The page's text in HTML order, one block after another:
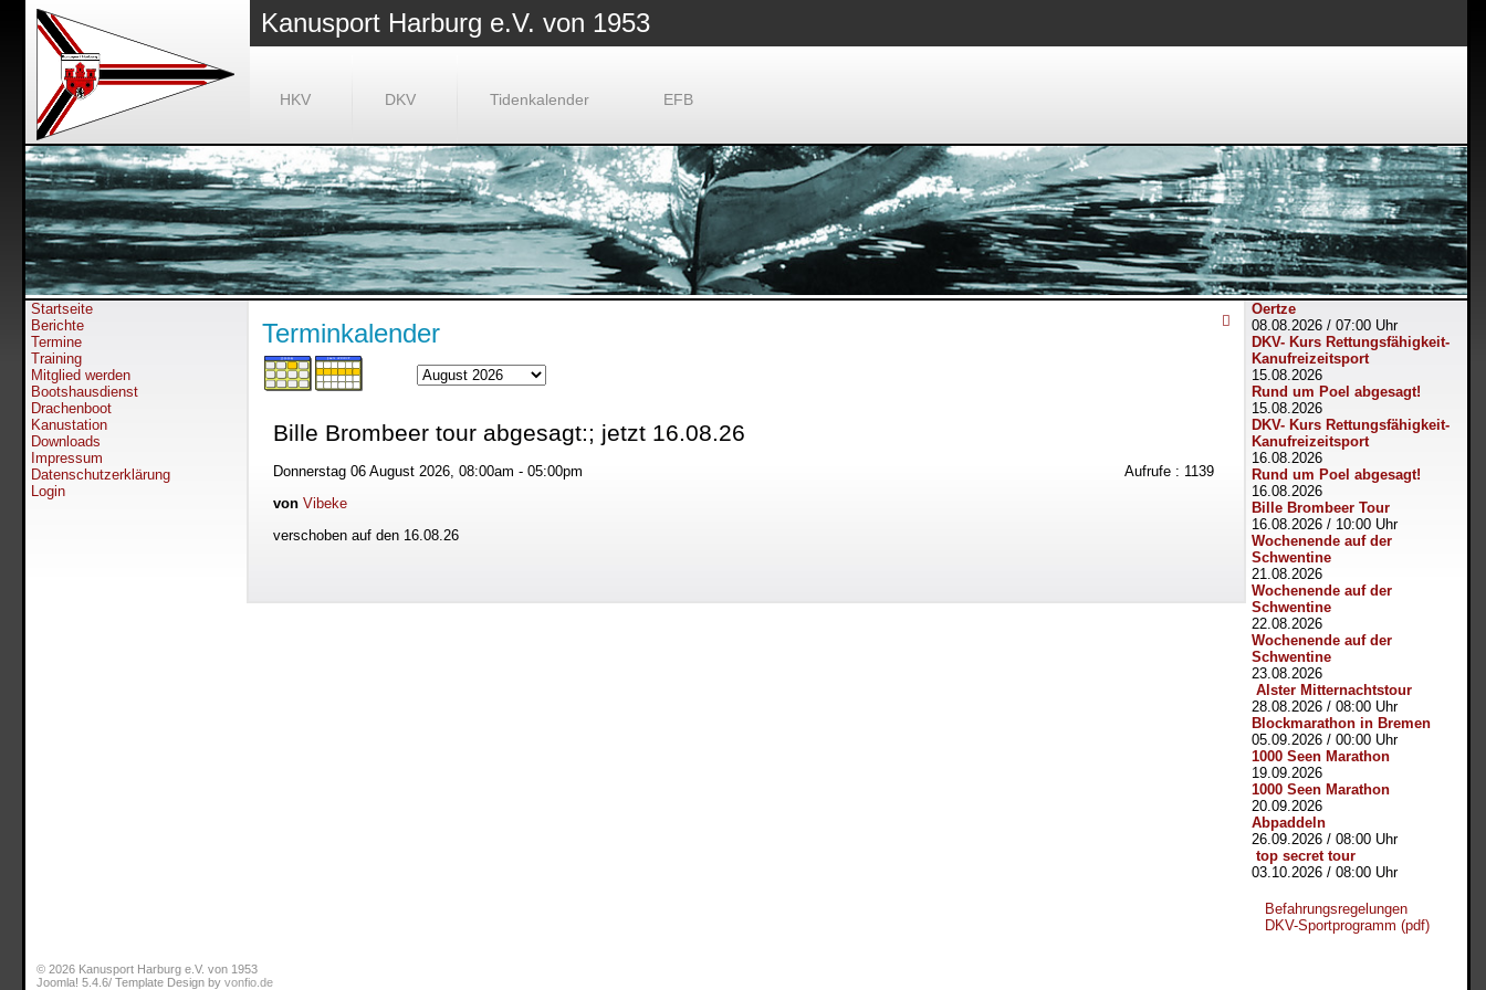
Kanusport Harburg e.V. von 1953
HKV DKV Tidenkalender EFB
Startseite
Berichte
Termine
Training
Mitglied werden
Bootshausdienst
Drachenboot
Kanustation
Downloads
Impressum
Datenschutzerklärung
Login
Oertze
08.08.2026 / 07:00 Uhr
DKV- Kurs Rettungsfähigkeit-
Kanufreizeitsport
15.08.2026
Rund um Poel abgesagt!
15.08.2026
DKV- Kurs Rettungsfähigkeit-
Kanufreizeitsport
16.08.2026
Rund um Poel abgesagt!
16.08.2026
Bille Brombeer Tour
16.08.2026 / 10:00 Uhr
Wochenende auf der
Schwentine
21.08.2026
Wochenende auf der
Schwentine
22.08.2026
Wochenende auf der
Schwentine
23.08.2026
Alster Mitternachtstour
28.08.2026 / 08:00 Uhr
Blockmarathon in Bremen
05.09.2026 / 00:00 Uhr
1000 Seen Marathon
19.09.2026
1000 Seen Marathon
20.09.2026
Abpaddeln
26.09.2026 / 08:00 Uhr
top secret tour
03.10.2026 / 08:00 Uhr
Befahrungsregelungen
DKV-Sportprogramm (pdf)
Terminkalender
Bille Brombeer tour abgesagt:; jetzt 16.08.26
Donnerstag 06 August 2026, 08:00am - 05:00pm Aufrufe : 1139
von Vibeke
verschoben auf den 16.08.26
© 2026 Kanusport Harburg e.V. von 1953
Joomla! 5.4.6/ Template Design by vonfio.de